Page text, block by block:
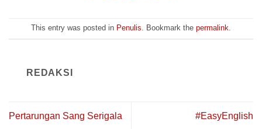
This entry was posted in Penulis . Bookmark the permalink
REDAKSI
Pertarungan Sang Serigala #EasyEnglish